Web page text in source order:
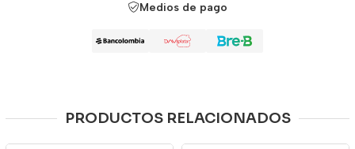
Medios de pago
PRODUCTOS RELACIONADOS